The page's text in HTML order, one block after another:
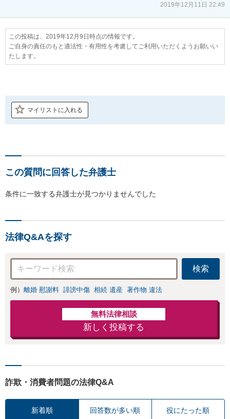
2019年12月11日 22:49
この投稿は、2019年12月9日時点の情報です。
ご自身の責任のもと適法性・有用性を考慮してご利用いただくようお願いい
たします。
マイリストに入れる
この質問に回答した弁護士
条件に一致する弁護士が見つかりませんでした
法律Q&Aを探す
検索
例） 離婚 慰謝料 誹謗中傷 相続 遺産 著作物 違法
無料法律相談
新しく投稿する
詐欺・消費者問題の法律Q&A
新着順 回答数が多い順 役にたった順